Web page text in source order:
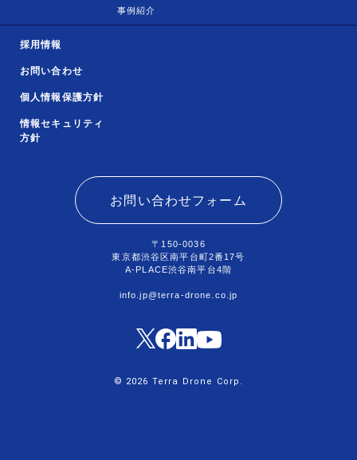
事例紹介
採用情報
お問い合わせ
個人情報保護方針
情報セキュリティ
方針
お問い合わせフォーム
〒150-0036
東京都渋谷区南平台町2番17号
A-PLACE渋谷南平台4階
info.jp@terra-drone.co.jp
© 2026 Terra Drone Corp.